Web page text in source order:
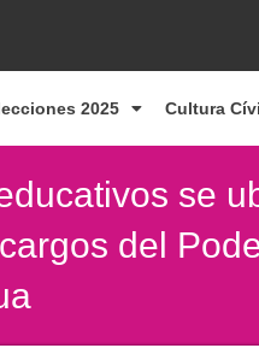
2025 Cultura
se
del